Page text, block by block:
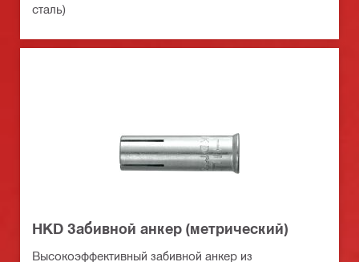
сталь)
HKD Забивной анкер (метрический)
Высокоэффективный забивной анкер из